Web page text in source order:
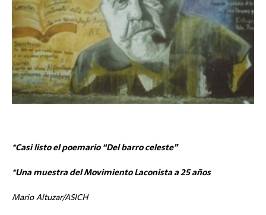
*Casi listo el poemario “Del barro celeste”
*Una muestra del Movimiento Laconista a 25 años
Mario Altuzar/ASICH